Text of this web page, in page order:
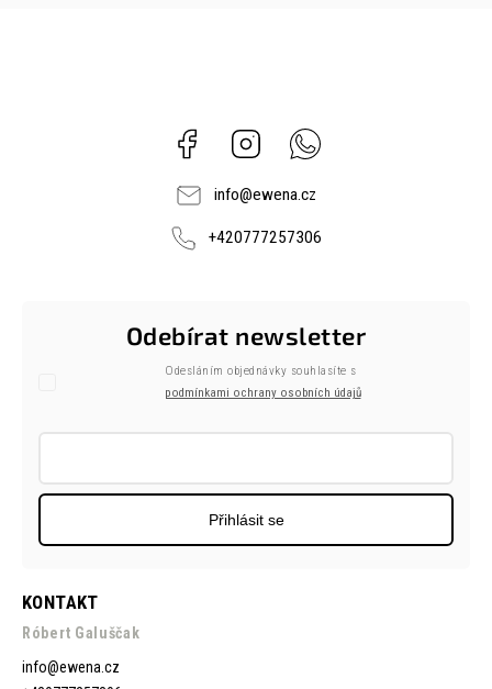
Facebook Instagram
info@ewena.cz
+420777257306
KONTAKT
Róbert Galuščak
info@ewena.cz
Odebírat newsletter
Odesláním objednávky souhlasíte s
podmínkami ochrany osobních údajů
Přihlásit se